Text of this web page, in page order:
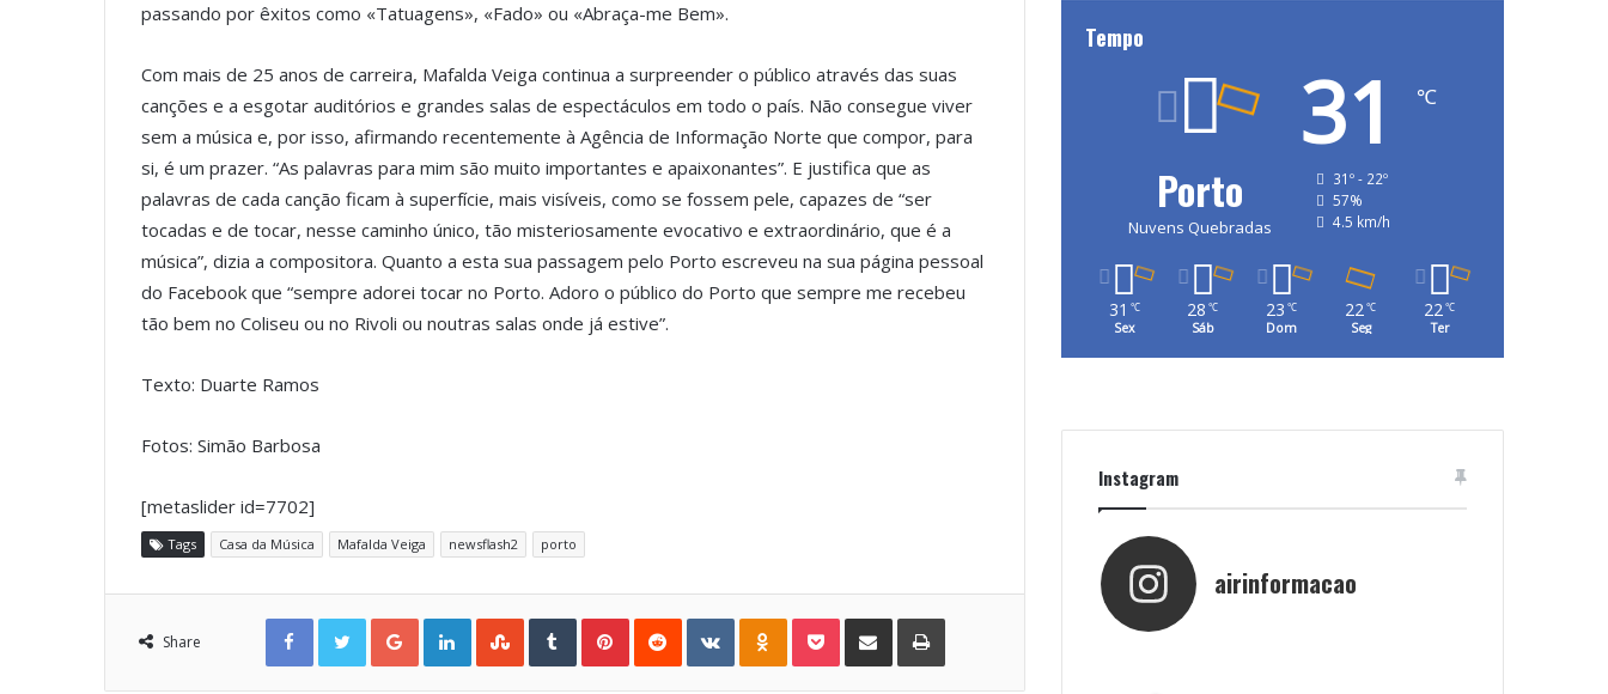
passando por êxitos como «Tatuagens», «Fado» ou «Abraça-me Bem».
Com mais de 25 anos de carreira, Mafalda Veiga continua a surpreender o público através das suas
canções e a esgotar auditórios e grandes salas de espectáculos em todo o país. Não consegue viver
sem a música e, por isso, afirmando recentemente à Agência de Informação Norte que compor, para
si, é um prazer. “As palavras para mim são muito importantes e apaixonantes”. E justifica que as
palavras de cada canção ficam à superfície, mais visíveis, como se fossem pele, capazes de “ser
tocadas e de tocar, nesse caminho único, tão misteriosamente evocativo e extraordinário, que é a
música”, dizia a compositora. Quanto a esta sua passagem pelo Porto escreveu na sua página pessoal
do Facebook que “sempre adorei tocar no Porto. Adoro o público do Porto que sempre me recebeu
tão bem no Coliseu ou no Rivoli ou noutras salas onde já estive”.
Texto: Duarte Ramos
Fotos: Simão Barbosa
[metaslider id=7702]
Tags Casa da Música Mafalda Veiga newsflash2 porto
Share
Facebook Twitter Google+ LinkedIn StumbleUpon Tumblr Pinterest Reddit VKontakte Odnoklassniki Pocket Share via Email Print
Tempo
Porto
Nuvens Quebradas
31 ℃
31º - 22º
57%
4.5 km/h
31 ℃
Sex
28 ℃
Sáb
23 ℃
Dom
22℃
Seg
22℃
Ter
Instagram
airinformacao